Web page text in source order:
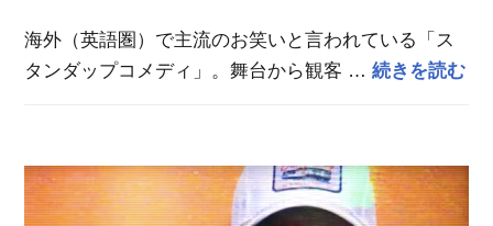
海外（英語圏）で主流のお笑いと言われている「ス
タンダップコメディ」。舞台から観客 …続きを読む日